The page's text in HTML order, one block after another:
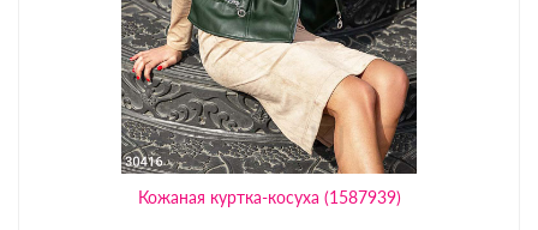
Кожаная куртка-косуха (1587939)